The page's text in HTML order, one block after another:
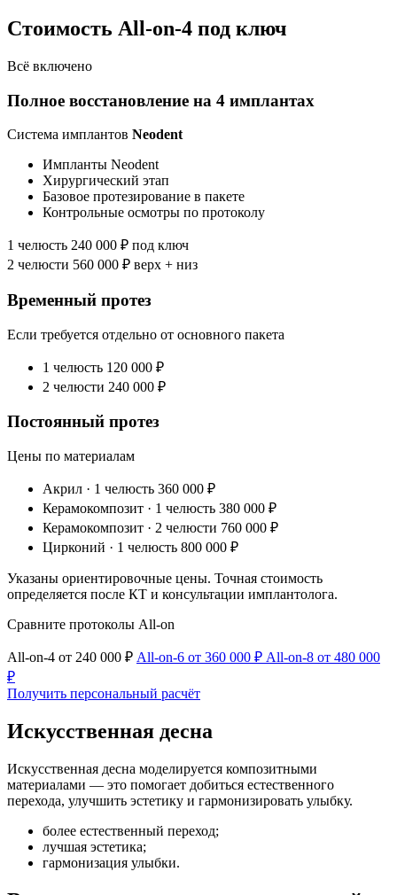
Стоимость All-on-4 под ключ
Всё включено
Полное восстановление на 4 имплантах
Система имплантов Neodent
Импланты Neodent
Хирургический этап
Базовое протезирование в пакете
Контрольные осмотры по протоколу
1 челюсть 240 000 ₽ под ключ
2 челюсти 560 000 ₽ верх + низ
Временный протез
Если требуется отдельно от основного пакета
1 челюсть 120 000 ₽
2 челюсти 240 000 ₽
Постоянный протез
Цены по материалам
Акрил · 1 челюсть 360 000 ₽
Керамокомпозит · 1 челюсть 380 000 ₽
Керамокомпозит · 2 челюсти 760 000 ₽
Цирконий · 1 челюсть 800 000 ₽
Указаны ориентировочные цены. Точная стоимость
определяется после КТ и консультации имплантолога.
Сравните протоколы All-on
All-on-4 от 240 000 ₽ All-on-6 от 360 000 ₽ All-on-8 от 480 000
₽
Получить персональный расчёт
Искусственная десна
Искусственная десна моделируется композитными
материалами — это помогает добиться естественного
перехода, улучшить эстетику и гармонизировать улыбку.
более естественный переход;
лучшая эстетика;
гармонизация улыбки.